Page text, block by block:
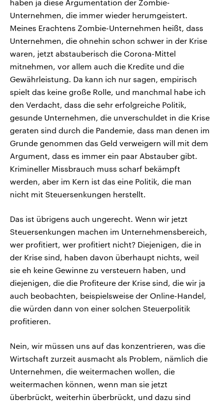
haben ja diese Argumentation der Zombie-
Unternehmen, die immer wieder herumgeistert.
Meines Erachtens Zombie-Unternehmen heißt, dass
Unternehmen, die ohnehin schon schwer in der Krise
waren, jetzt abstauberisch die Corona-Mittel
mitnehmen, vor allem auch die Kredite und die
Gewährleistung. Da kann ich nur sagen, empirisch
spielt das keine große Rolle, und manchmal habe ich
den Verdacht, dass die sehr erfolgreiche Politik,
gesunde Unternehmen, die unverschuldet in die Krise
geraten sind durch die Pandemie, dass man denen im
Grunde genommen das Geld verweigern will mit dem
Argument, dass es immer ein paar Abstauber gibt.
Krimineller Missbrauch muss scharf bekämpft
werden, aber im Kern ist das eine Politik, die man
nicht mit Steuersenkungen herstellt.
Das ist übrigens auch ungerecht. Wenn wir jetzt
Steuersenkungen machen im Unternehmensbereich,
wer profitiert, wer profitiert nicht? Diejenigen, die in
der Krise sind, haben davon überhaupt nichts, weil
sie eh keine Gewinne zu versteuern haben, und
diejenigen, die die Profiteure der Krise sind, die wir ja
auch beobachten, beispielsweise der Online-Handel,
die würden dann von einer solchen Steuerpolitik
profitieren.
Nein, wir müssen uns auf das konzentrieren, was die
Wirtschaft zurzeit ausmacht als Problem, nämlich die
Unternehmen, die weitermachen wollen, die
weitermachen können, wenn man sie jetzt
überbrückt, weiterhin überbrückt, und dazu sind